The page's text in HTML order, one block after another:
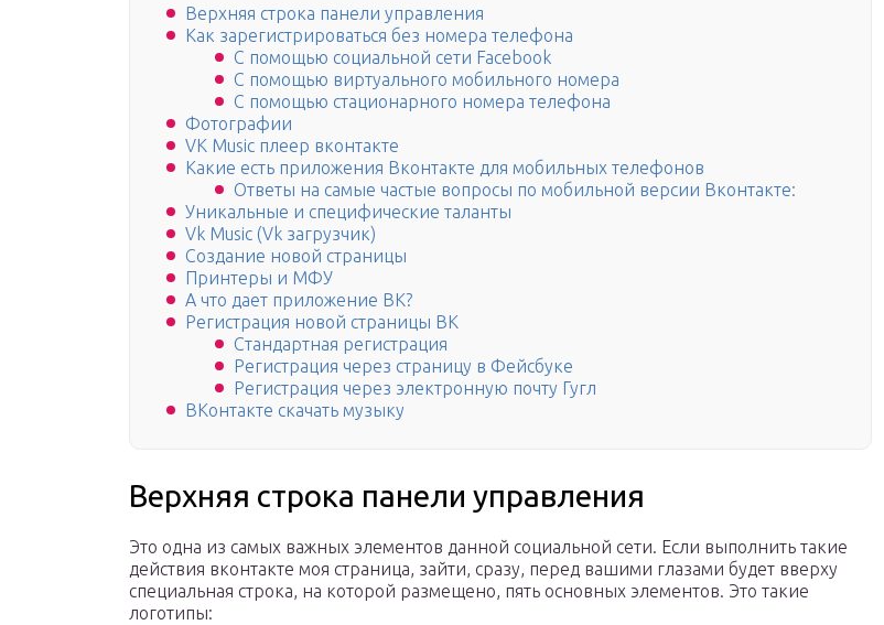
Верхняя строка панели управления
Как зарегистрироваться без номера телефона
С помощью социальной сети Facebook
С помощью виртуального мобильного номера
С помощью стационарного номера телефона
Фотографии
VK Music плеер вконтакте
Какие есть приложения Вконтакте для мобильных телефонов
Ответы на самые частые вопросы по мобильной версии Вконтакте:
Уникальные и специфические таланты
Vk Music (Vk загрузчик)
Создание новой страницы
Принтеры и МФУ
А что дает приложение ВК?
Регистрация новой страницы ВК
Стандартная регистрация
Регистрация через страницу в Фейсбуке
Регистрация через электронную почту Гугл
ВКонтакте скачать музыку
Верхняя строка панели управления
Это одна из самых важных элементов данной социальной сети. Если выполнить такие
действия вконтакте моя страница, зайти, сразу, перед вашими глазами будет вверху
специальная строка, на которой размещено, пять основных элементов. Это такие
логотипы: